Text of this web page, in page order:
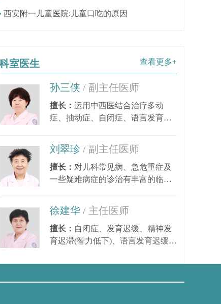
西安附一儿童医院:儿童口吃的原因
查看更多+
室医生
孙三侠 / 副主任医师
擅长： 运用中西医结合治疗多动
症、抽动症、自闭症、语言发育迟
刘翠珍 / 副主任医师
擅长： 对儿科常见病、急危重症及
一些疑难病症的诊治有丰富的临床
徐建华 / 主任医师
擅长： 自闭症、发育迟缓、精神发
育迟滞(智力低下)、语言发育迟缓、